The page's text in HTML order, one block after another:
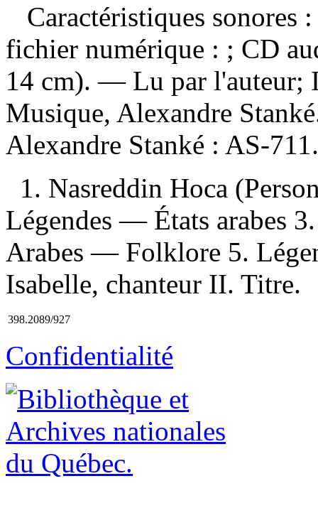
Caractéristiques sonores
fichier numérique : ; CD
14 cm). — Lu par l'auteur;
Musique, Alexandre
Alexandre Stanké : AS-
1. Nasreddin Hoca
Légendes — États arabes
Arabes — Folklore 5.
Isabelle, chanteur II. Titre.
398.2089/927
Confidentialité